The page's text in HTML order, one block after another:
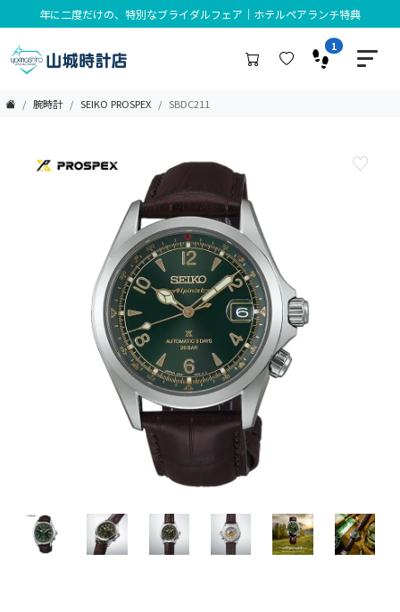
年に二度だけの、特別なブライダルフェア｜ホテルペアランチ特典
1
腕時計 SEIKO PROSPEX SBDC211